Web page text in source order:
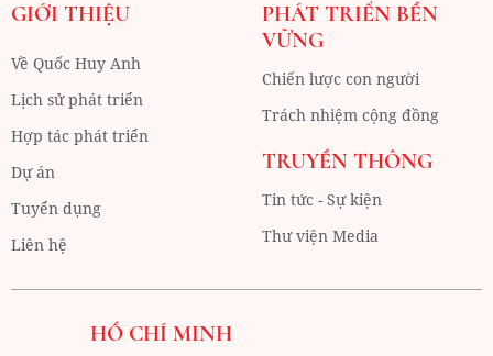
GIỚI THIỆU
Về Quốc Huy Anh
Lịch sử phát triển
Hợp tác phát triển
Dự án
Tuyển dụng
Liên hệ
PHÁT TRIỂN BỀN
VỮNG
Chiến lược con người
Trách nhiệm cộng đồng
TRUYỀN THÔNG
Tin tức - Sự kiện
Thư viện Media
HỒ CHÍ MINH